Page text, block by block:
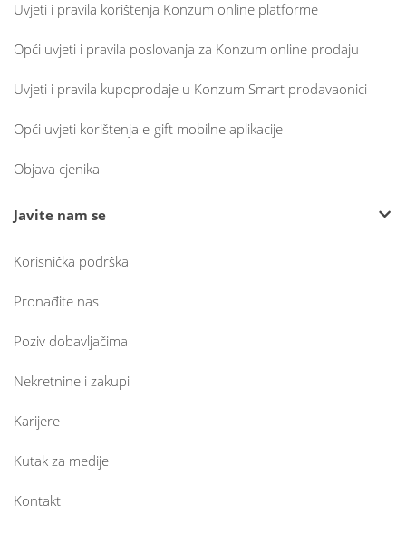
Uvjeti i pravila korištenja Konzum online platforme
Opći uvjeti i pravila poslovanja za Konzum online prodaju
Uvjeti i pravila kupoprodaje u Konzum Smart prodavaonici
Opći uvjeti korištenja e-gift mobilne aplikacije
Objava cjenika
Javite nam se
Korisnička podrška
Pronađite nas
Poziv dobavljačima
Nekretnine i zakupi
Karijere
Kutak za medije
Kontakt